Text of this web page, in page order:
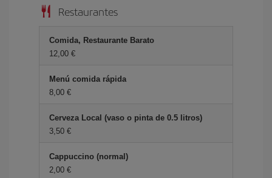
Restaurantes
Comida, Restaurante Barato
12,00 €
Menú comida rápida
8,00 €
Cerveza Local (vaso o pinta de 0.5 litros)
3,50 €
Cappuccino (normal)
2,00 €